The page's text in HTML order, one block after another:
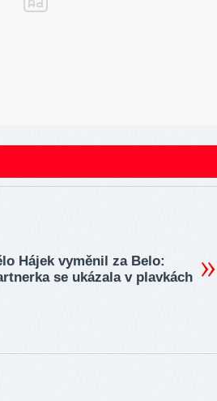
Hájek vyměnil za Belo:
se ukázala v plavkách